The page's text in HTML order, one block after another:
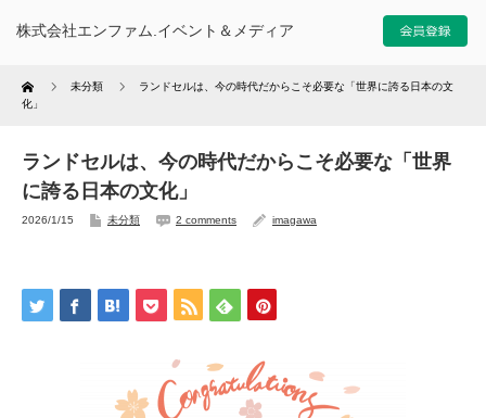
株式会社エンファム.イベント＆メディア
Home 未分類
ランドセルは、今の時代だからこそ必要な「世界に誇る日本の文
化」
ランドセルは、今の時代だからこそ必要な「世界
に誇る日本の文化」
2026/1/15 未分類 2 comments imagawa